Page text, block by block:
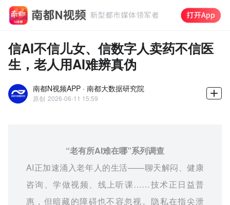
信AI不信儿女、信数字人卖药不信医
生，老人用AI难辨真伪
南都N视频APP · 南都大数据研究院
原创 2026-06-11 15:59
“老有所AI难在哪”系列调查
AI正加速涌入老年人的生活——聊天解闷、健康
咨询、学做视频、线上听课……技术正日益普
惠，但暗藏的障碍也不容忽视。隐私在指尖泄